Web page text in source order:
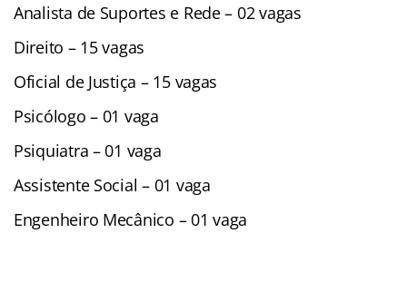
Analista de Suportes e Rede – 02 vagas
Direito – 15 vagas
Oficial de Justiça – 15 vagas
Psicólogo – 01 vaga
Psiquiatra – 01 vaga
Assistente Social – 01 vaga
Engenheiro Mecânico – 01 vaga